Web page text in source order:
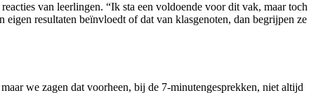
van leerlingen. “Ik sta een voldoende voor dit vak, maar toch
resultaten beïnvloedt of dat van klasgenoten, dan begrijpen ze
we zagen dat voorheen, bij de 7-minutengesprekken, niet altijd